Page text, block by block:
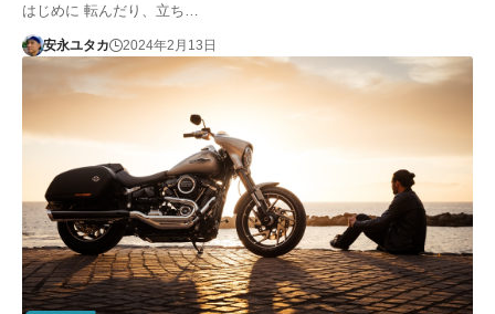
はじめに 転んだり、立ち…
安永ユタカ 2024年2月13日